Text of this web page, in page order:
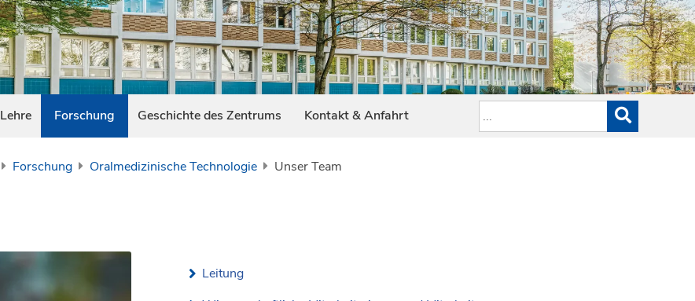
Lehre Forschung Geschichte des Zentrums Kontakt & Anfahrt
Forschung Oralmedizinische Technologie Unser Team
Leitung